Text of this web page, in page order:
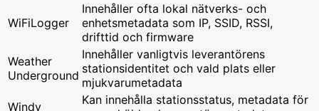
WiFiLogger
Innehåller ofta lokal nätverks- och
enhetsmetadata som IP, SSID, RSSI,
drifttid och firmware
Weather
Underground
Innehåller vanligtvis leverantörens
stationsidentitet och vald plats eller
mjukvarumetadata
Windy
Kan innehålla stationsstatus, metadata för